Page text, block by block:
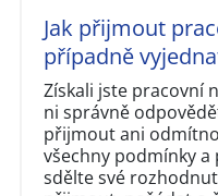
Jak přijmout
případně
Získali jste pracovní
ni správně
přijmout ani
všechny podmínky
sdělte své